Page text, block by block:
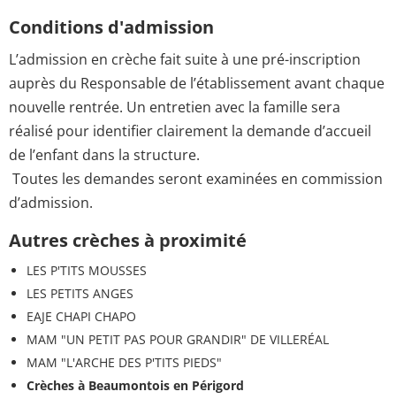
Conditions d'admission
L’admission en crèche fait suite à une pré-inscription
auprès du Responsable de l’établissement avant chaque
nouvelle rentrée. Un entretien avec la famille sera
réalisé pour identifier clairement la demande d’accueil
de l’enfant dans la structure.
Toutes les demandes seront examinées en commission
d’admission.
Autres crèches à proximité
LES P'TITS MOUSSES
LES PETITS ANGES
EAJE CHAPI CHAPO
MAM "UN PETIT PAS POUR GRANDIR" DE VILLERÉAL
MAM "L'ARCHE DES P'TITS PIEDS"
Crèches à Beaumontois en Périgord